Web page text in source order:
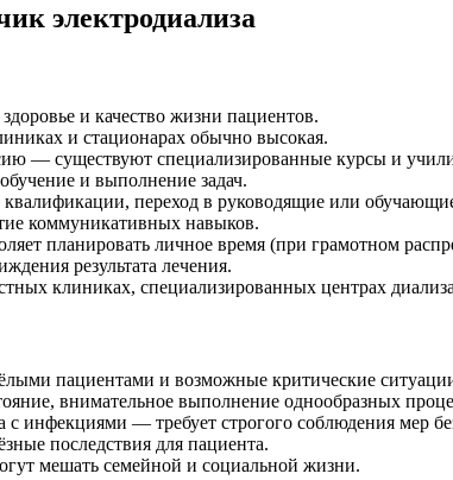
электродиализа
и качество жизни пациентов.
и стационарах обычно высокая.
— существуют специализированные курсы и
и выполнение задач.
переход в руководящие или
коммуникативных навыков.
планировать личное время (при грамотном
результата лечения.
клиниках, специализированных центрах
пациентами и возможные критические
внимательное выполнение однообразных
инфекциями — требует строгого соблюдения мер
последствия для пациента.
мешать семейной и социальной жизни.